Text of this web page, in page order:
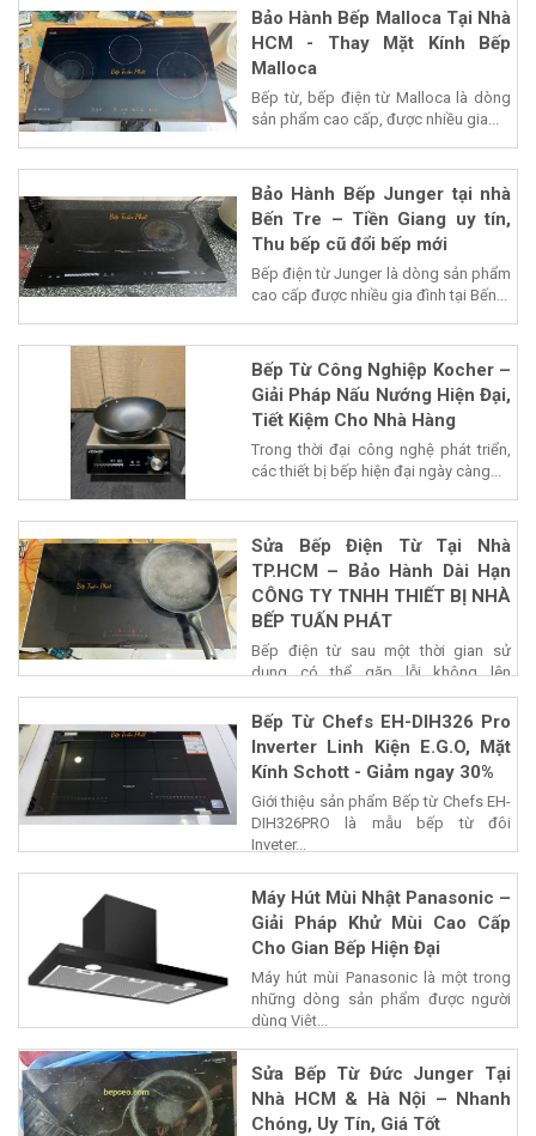
Bảo Hành Bếp Malloca Tại Nhà
HCM - Thay Mặt Kính Bếp
Malloca
Bếp từ, bếp điện từ Malloca là dòng
sản phẩm cao cấp, được nhiều gia...
Bảo Hành Bếp Junger tại nhà
Bến Tre – Tiền Giang uy tín,
Thu bếp cũ đổi bếp mới
Bếp điện từ Junger là dòng sản phẩm
cao cấp được nhiều gia đình tại Bến...
Bếp Từ Công Nghiệp Kocher –
Giải Pháp Nấu Nướng Hiện Đại,
Tiết Kiệm Cho Nhà Hàng
Trong thời đại công nghệ phát triển,
các thiết bị bếp hiện đại ngày càng...
Sửa Bếp Điện Từ Tại Nhà
TP.HCM – Bảo Hành Dài Hạn
CÔNG TY TNHH THIẾT BỊ NHÀ
BẾP TUẤN PHÁT
Bếp điện từ sau một thời gian sử
dụng có thể gặp lỗi không lên
nguồn,...
Bếp Từ Chefs EH-DIH326 Pro
Inverter Linh Kiện E.G.O, Mặt
Kính Schott - Giảm ngay 30%
Giới thiệu sản phẩm Bếp từ Chefs EH-
DIH326PRO là mẫu bếp từ đôi
Inveter...
Máy Hút Mùi Nhật Panasonic –
Giải Pháp Khử Mùi Cao Cấp
Cho Gian Bếp Hiện Đại
Máy hút mùi Panasonic là một trong
những dòng sản phẩm được người
dùng Việt...
Sửa Bếp Từ Đức Junger Tại
Nhà HCM & Hà Nội – Nhanh
Chóng, Uy Tín, Giá Tốt